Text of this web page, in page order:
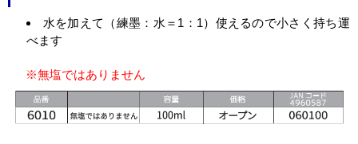
水を加えて（練墨：水＝1：1）使えるので小さく持ち運
べます
※無塩ではありません